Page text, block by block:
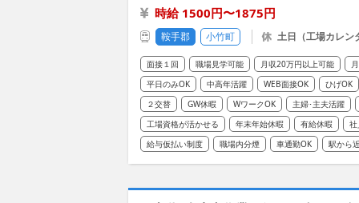
時給 1500円〜1875円
鞍手郡 小竹町 土日（工場カレン
面接１回 職場見学可能 月収20万円以上可能
平日のみOK
中高年活躍 WEB面接OK
ひげOK
２交替
GW休暇 WワークOK
主婦･主夫活躍
工場資格が活かせる
年末年始休暇 有給休暇
給与仮払い制度
職場内分煙 車通勤OK 駅から